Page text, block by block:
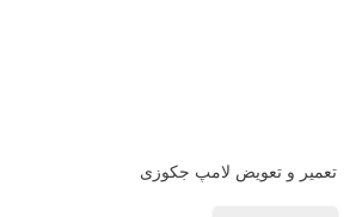
تعمیر و تعویض لامپ جکوزی